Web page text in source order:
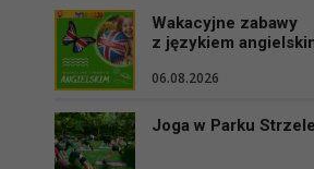
Wakacyjne zabawy
z językiem
06.08.2026
Joga w Parku